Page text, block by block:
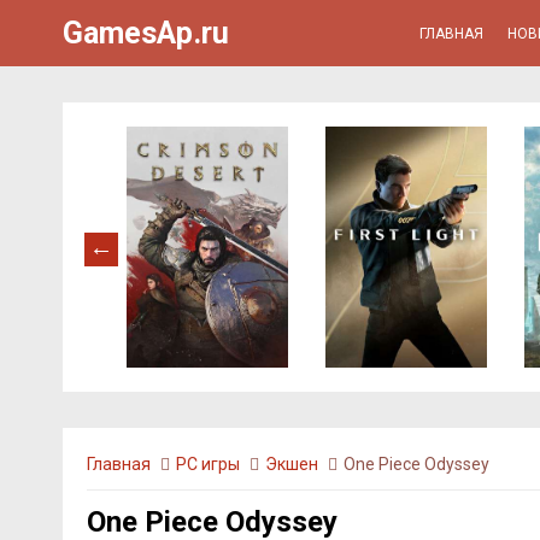
GamesAp.ru ГЛАВНАЯ
Главная PC игры Экшен One Piece Odyssey
One Piece Odyssey